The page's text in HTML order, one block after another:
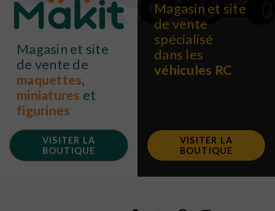
Magasin et site
de vente de
maquettes,
miniatures et
figurines
VISITER LA
BOUTIQUE
Magasin et site
de vente
spécialisé
dans les
véhicules RC
VISITER LA
BOUTIQUE